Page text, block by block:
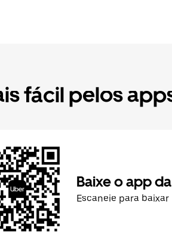
fácil pelos
Baixe o app
Escaneie para baixar